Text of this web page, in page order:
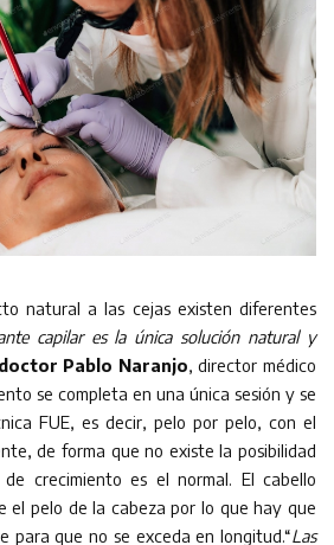
natural a las cejas existen diferentes
capilar es la única solución natural y
doctor Pablo Naranjo, director médico
se completa en una única sesión y se
FUE, es decir, pelo por pelo, con el
de forma que no existe la posibilidad
crecimiento es el normal. El cabello
el pelo de la cabeza por lo que hay que
para que no se exceda en longitud.“Las